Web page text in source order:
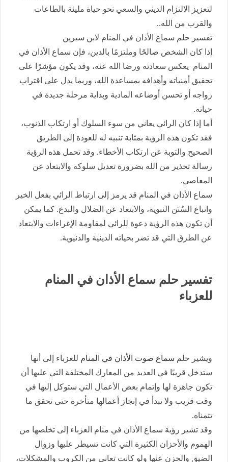
لتعزيز الالتزام الديني والسعي نحو حياة مليئة بالطاعات
والقرب من الله..
تفسير حلم سماع الأذان في المنام لابن سيرين
إذا كان الشخص صالحًا وملتزمًا بالدين، فإن سماع الأذان في
المنام يعكس سعادته ورضا الله عنه، وقد يكون مؤشرًا على
تحقيق أمنياته وأهدافه بمساعدة الله، وربما يدل على اقتراب
زواجه أو تحسن أوضاعه المادية وبداية مرحلة جديدة في
حياته.
أما إذا كان الرائي يعاني من سوء السلوك أو ارتكاب الذنوب،
فقد تكون هذه الرؤية بمثابة تنبيه له للعودة إلى الطريق
الصحيح والتوبة عن ارتكاب الأخطاء. وقد تحمل هذه الرؤية
رسالة تحذير من الله بضرورة تعديل سلوكه والابتعاد عن
المعاصي.
سماع الأذان في المنام قد يرمز إلى ارتباط الرائي بفعل الخير
واتباع السُنَن النبوية، والابتعاد عن الضلال والبدع. كما يمكن
أن تكون هذه الرؤية دعوة للرائي لمقاومة الإغراءات والابتعاد
عن الطرق التي قد تضر بحياته الدينية والدنيوية.
تفسير حلم سماع الأذان في المنام
للعزباء
ويشير حلم سماع صوت الأذان في المنام للعزباء إلى أنها
ستدخل قريبًا في العديد من المعارك المختلفة التي عليها أن
تكون جاهزة لها وإتمام بعض الأعمال التي ستوكل إليها في
وقت قريب ولا تبدأ في إنجاز أعمالها متأخرة حتى تحقق ما
تتمناه.
وقد تشير رؤية سماع الأذان في منام العزباء إلى تخلصها من
الهموم والأحزان الكثيرة التي كانت تسيطر عليها وزوال
الضيق والحزن عنها ولو كانت تعاني من الكروب والمشكلات،